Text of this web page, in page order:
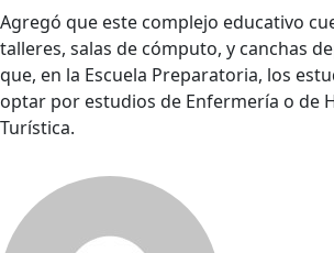
Agregó que este complejo educativo
talleres, salas de cómputo, y canchas
que, en la Escuela Preparatoria, los
optar por estudios de Enfermería o de
Turística.